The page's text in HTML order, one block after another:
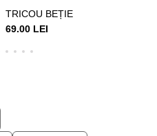
TRICOU BEȚIE
69.00 LEI